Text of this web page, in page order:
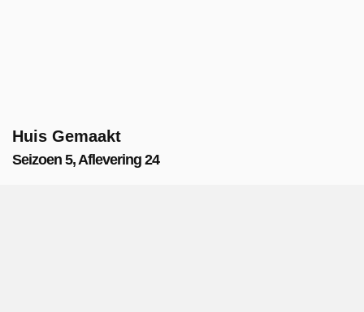
Huis Gemaakt
Seizoen 5, Aflevering 24